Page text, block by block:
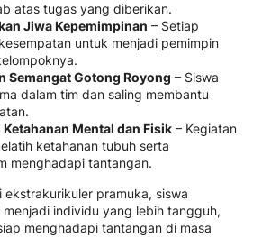
atas tugas yang diberikan.
Jiwa Kepemimpinan – Setiap
untuk menjadi pemimpin
Semangat Gotong Royong – Siswa
dalam tim dan saling membantu
Mental dan Fisik– Kegiatan
ketahanan tubuh serta
menghadapi tantangan.
ekstrakurikuler pramuka, siswa
individu yang lebih tangguh,
menghadapi tantangan di masa